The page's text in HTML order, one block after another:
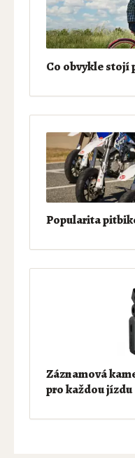
Co obvykle stojí
Popularita
Záznamová
pro každou jízdu